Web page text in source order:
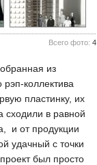
Всего фото: 4
из
коллектива
пластинку, их
сходили в равной
и от продукции
удачный с точки
был просто